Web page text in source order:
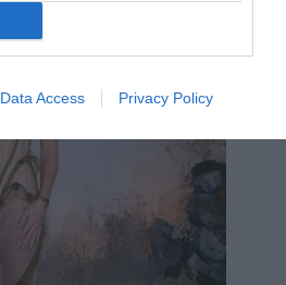
Data Access Privacy Policy